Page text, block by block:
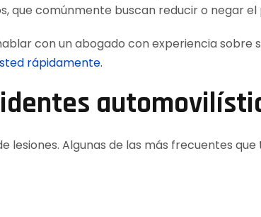
que comúnmente buscan reducir o negar
con un abogado con experiencia sobre
rápidamente.
lesiones. Algunas de las más frecuentes